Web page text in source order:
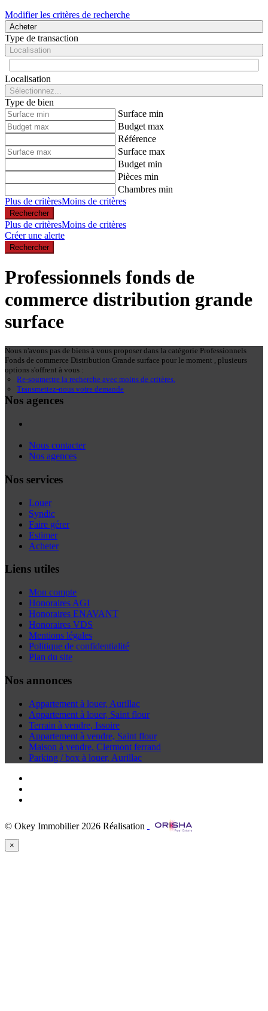
Modifier les critères de recherche
Acheter
Type de transaction
Localisation
Localisation
Sélectionnez...
Type de bien
Surface min
Budget max
Référence
Surface max
Budget min
Pièces min
Chambres min
Plus de critèresMoins de critères
Plus de critèresMoins de critères
Créer une alerte
Professionnels fonds de
commerce distribution grande
surface
Nous n'avons pas de biens à vous proposer dans la catégorie Professionnels
Fonds de commerce Distribution Grande surface pour le moment , plusieurs
options s'offrent à vous :
Re-soumettre la recherche avec moins de critères.
Transmettez-nous votre demande
Nos agences
Nous contacter
Nos agences
Nos services
Louer
Syndic
Faire gérer
Estimer
Acheter
Liens utiles
Mon compte
Honoraires AGI
Honoraires ENAVANT
Honoraires VDS
Mentions légales
Politique de confidentialité
Plan du site
Nos annonces
Appartement à louer, Aurillac
Appartement à louer, Saint flour
Terrain à vendre, Issoire
Appartement à vendre, Saint flour
Maison à vendre, Clermont ferrand
Parking / box à louer, Aurillac
© Okey Immobilier 2026 Réalisation
×